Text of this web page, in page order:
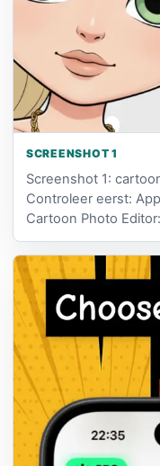
SCREENSHOT 1
Screenshot 1:
Controleer eerst:
Cartoon Photo